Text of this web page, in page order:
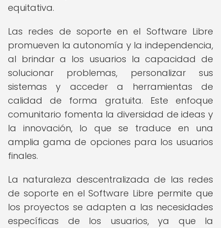
equitativa.
Las redes de soporte en el Software Libre
promueven la autonomía y la independencia,
al brindar a los usuarios la capacidad de
solucionar problemas, personalizar sus
sistemas y acceder a herramientas de
calidad de forma gratuita. Este enfoque
comunitario fomenta la diversidad de ideas y
la innovación, lo que se traduce en una
amplia gama de opciones para los usuarios
finales.
La naturaleza descentralizada de las redes
de soporte en el Software Libre permite que
los proyectos se adapten a las necesidades
específicas de los usuarios, ya que la